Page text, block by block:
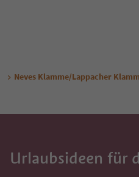
Neves Klamme/Lappacher
Urlaubsideen für